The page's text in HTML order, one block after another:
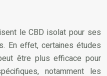
le CBD isolat pour ses
En effet, certaines études
être plus efficace pour
notamment les